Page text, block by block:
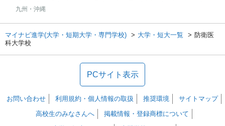
九州・沖縄
マイナビ進学(大学・短期大学・専門学校) 大学・短大一覧
防衛医
科大学校
PCサイト表示
お問い合わせ 利用規約・個人情報の取扱 推奨環境
サイトマップ
高校生のみなさんへ
掲載情報・登録商標について